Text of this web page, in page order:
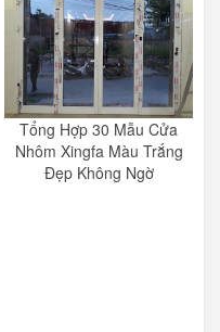
Tổng Hợp 30 Mẫu Cửa
Nhôm Xingfa Màu Trắng
Đẹp Không Ngờ